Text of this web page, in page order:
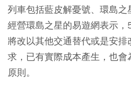
列車包括藍皮解憂號、環島
經營環島之星的易遊網表示，
將改以其他交通替代或是安
求，已有實際成本產生，也
原則。